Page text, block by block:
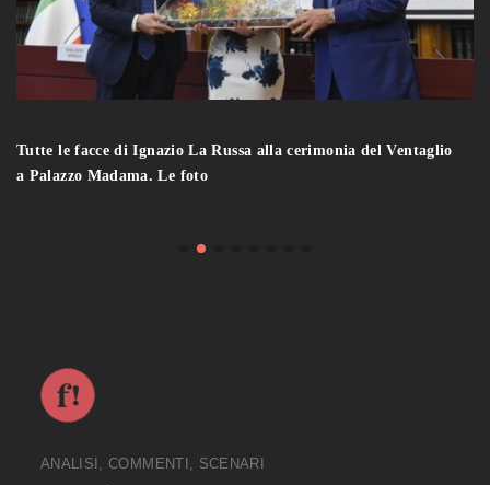
Tutte le facce di Ignazio La Russa alla cerimonia del Ventaglio
a Palazzo Madama. Le foto
ANALISI, COMMENTI, SCENARI